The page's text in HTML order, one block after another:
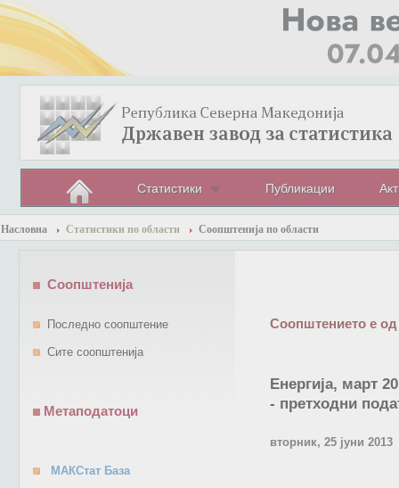
Статистики Публикации
Насловна Статистики по области Соопштенија по области
Соопштението е од
Енергија, март
- претходни
вторник, 25 јуни 2013
Соопштенија
Последно соопштение
Сите соопштенија
Метаподатоци
МАКСтат База